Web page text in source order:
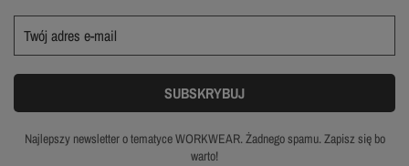
Najlepszy newsletter o tematyce WORKWEAR. Żadnego spamu. Zapisz się bo
warto!